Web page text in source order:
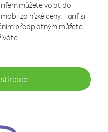
můžete volat do
za nízké ceny. Tarif si
předplatným můžete